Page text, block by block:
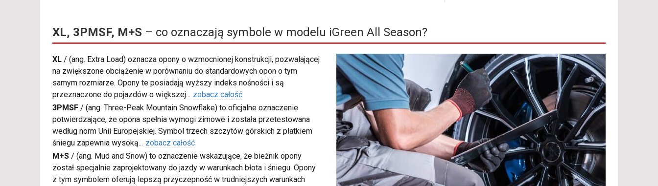
XL, 3PMSF, M+S – co oznaczają symbole w modelu iGreen All Season?
XL / (ang. Extra Load) oznacza opony o wzmocnionej konstrukcji, pozwalającej
na zwiększone obciążenie w porównaniu do standardowych opon o tym
samym rozmiarze. Opony te posiadają wyższy indeks nośności i są
przeznaczone do pojazdów o większej... zobacz całość
3PMSF / (ang. Three-Peak Mountain Snowflake) to oficjalne oznaczenie
potwierdzające, że opona spełnia wymogi zimowe i została przetestowana
według norm Unii Europejskiej. Symbol trzech szczytów górskich z płatkiem
śniegu zapewnia wysoką... zobacz całość
M+S / (ang. Mud and Snow) to oznaczenie wskazujące, że bieżnik opony
został specjalnie zaprojektowany do jazdy w warunkach błota i śniegu. Opony
z tym symbolem oferują lepszą przyczepność w trudniejszych warunkach